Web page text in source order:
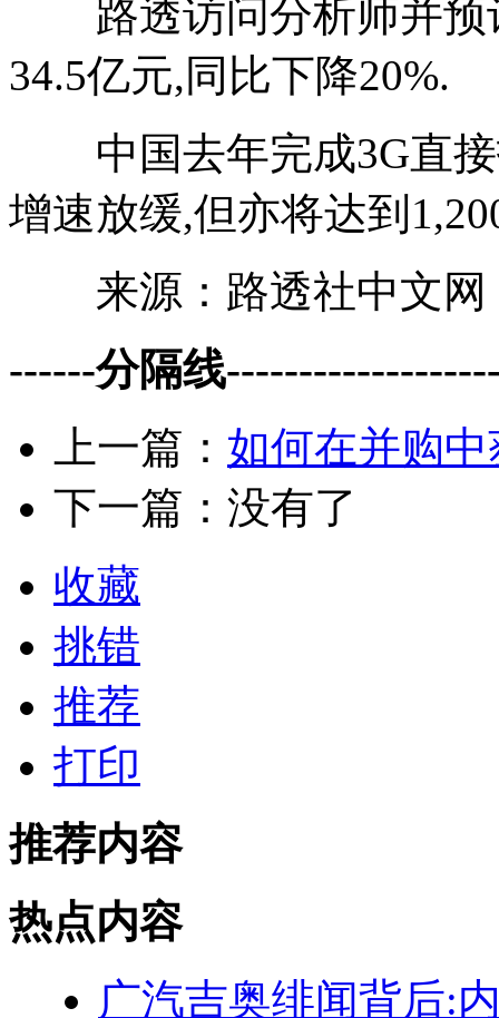
路透访问分析师并预
34.5亿元,同比下降20%.
中国去年完成3G直接
增速放缓,但亦将达到
来源：路透社中文网
------分隔线
上一篇： 如何在并购
下一篇：没有了
收藏
挑错
推荐
打印
推荐内容
热点内容
广汽吉奥绯闻背后: